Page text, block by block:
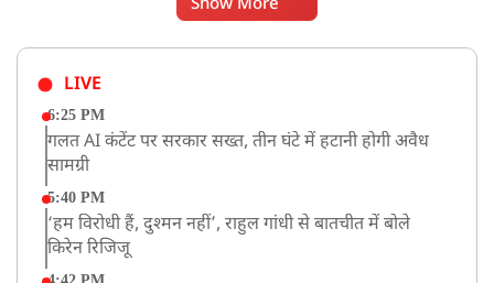
Show More
LIVE
6:25 PM
गलत AI कंटेंट पर सरकार सख्त, तीन घंटे में हटानी होगी अवैध
सामग्री
5:40 PM
‘हम विरोधी हैं, दुश्मन नहीं’, राहुल गांधी से बातचीत में बोले
किरेन रिजिजू